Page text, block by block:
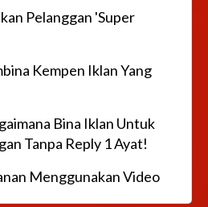
Pelanggan 'Super
Kempen Iklan Yang
Bina Iklan Untuk
Tanpa Reply 1 Ayat!
Menggunakan Video